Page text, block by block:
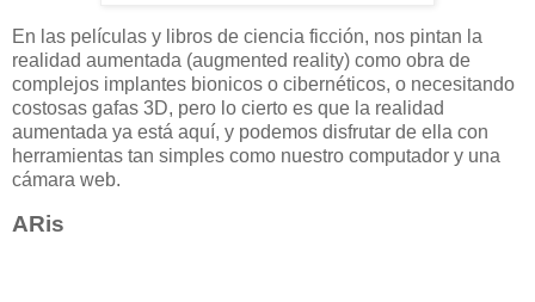
En las películas y libros de ciencia ficción, nos pintan la
realidad aumentada (augmented reality) como obra de
complejos implantes bionicos o cibernéticos, o necesitando
costosas gafas 3D, pero lo cierto es que la realidad
aumentada ya está aquí, y podemos disfrutar de ella con
herramientas tan simples como nuestro computador y una
cámara web.
ARis